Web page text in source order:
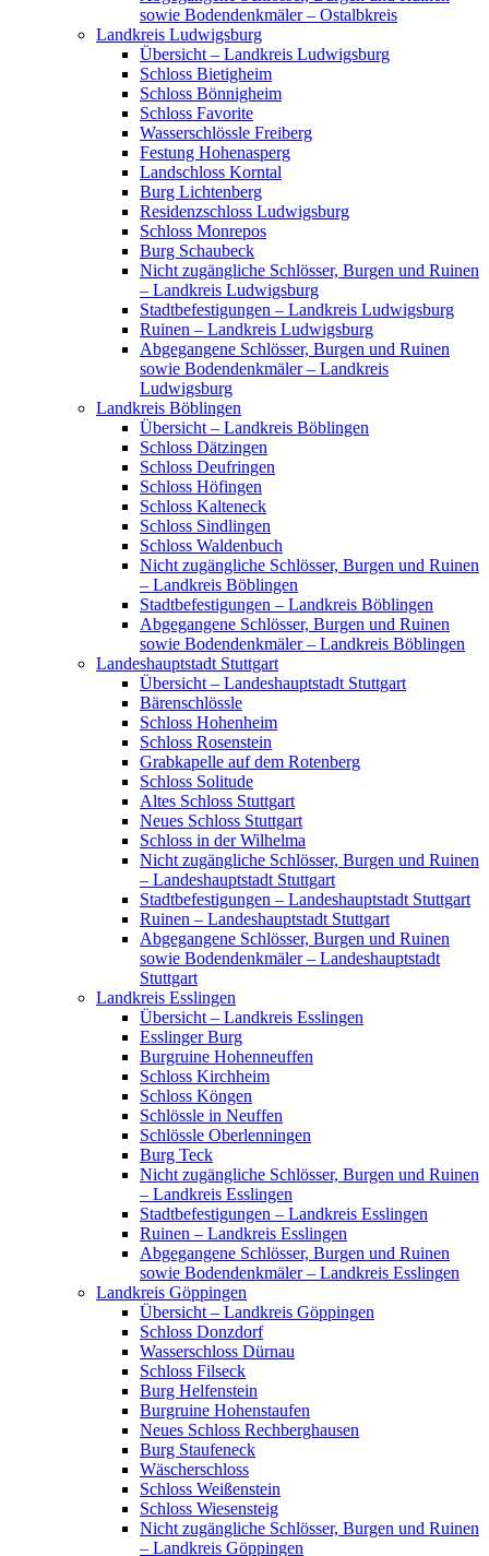
sowie Bodendenkmäler – Ostalbkreis
Landkreis Ludwigsburg
Übersicht – Landkreis Ludwigsburg
Schloss Bietigheim
Schloss Bönnigheim
Schloss Favorite
Wasserschlössle Freiberg
Festung Hohenasperg
Landschloss Korntal
Burg Lichtenberg
Residenzschloss Ludwigsburg
Schloss Monrepos
Burg Schaubeck
Nicht zugängliche Schlösser, Burgen und Ruinen
– Landkreis Ludwigsburg
Stadtbefestigungen – Landkreis Ludwigsburg
Ruinen – Landkreis Ludwigsburg
Abgegangene Schlösser, Burgen und Ruinen
sowie Bodendenkmäler – Landkreis
Ludwigsburg
Landkreis Böblingen
Übersicht – Landkreis Böblingen
Schloss Dätzingen
Schloss Deufringen
Schloss Höfingen
Schloss Kalteneck
Schloss Sindlingen
Schloss Waldenbuch
Nicht zugängliche Schlösser, Burgen und Ruinen
– Landkreis Böblingen
Stadtbefestigungen – Landkreis Böblingen
Abgegangene Schlösser, Burgen und Ruinen
sowie Bodendenkmäler – Landkreis Böblingen
Landeshauptstadt Stuttgart
Übersicht – Landeshauptstadt Stuttgart
Bärenschlössle
Schloss Hohenheim
Schloss Rosenstein
Grabkapelle auf dem Rotenberg
Schloss Solitude
Altes Schloss Stuttgart
Neues Schloss Stuttgart
Schloss in der Wilhelma
Nicht zugängliche Schlösser, Burgen und Ruinen
– Landeshauptstadt Stuttgart
Stadtbefestigungen – Landeshauptstadt Stuttgart
Ruinen – Landeshauptstadt Stuttgart
Abgegangene Schlösser, Burgen und Ruinen
sowie Bodendenkmäler – Landeshauptstadt
Stuttgart
Landkreis Esslingen
Übersicht – Landkreis Esslingen
Esslinger Burg
Burgruine Hohenneuffen
Schloss Kirchheim
Schloss Köngen
Schlössle in Neuffen
Schlössle Oberlenningen
Burg Teck
Nicht zugängliche Schlösser, Burgen und Ruinen
– Landkreis Esslingen
Stadtbefestigungen – Landkreis Esslingen
Ruinen – Landkreis Esslingen
Abgegangene Schlösser, Burgen und Ruinen
sowie Bodendenkmäler – Landkreis Esslingen
Landkreis Göppingen
Übersicht – Landkreis Göppingen
Schloss Donzdorf
Wasserschloss Dürnau
Schloss Filseck
Burg Helfenstein
Burgruine Hohenstaufen
Neues Schloss Rechberghausen
Burg Staufeneck
Wäscherschloss
Schloss Weißenstein
Schloss Wiesensteig
Nicht zugängliche Schlösser, Burgen und Ruinen
– Landkreis Göppingen